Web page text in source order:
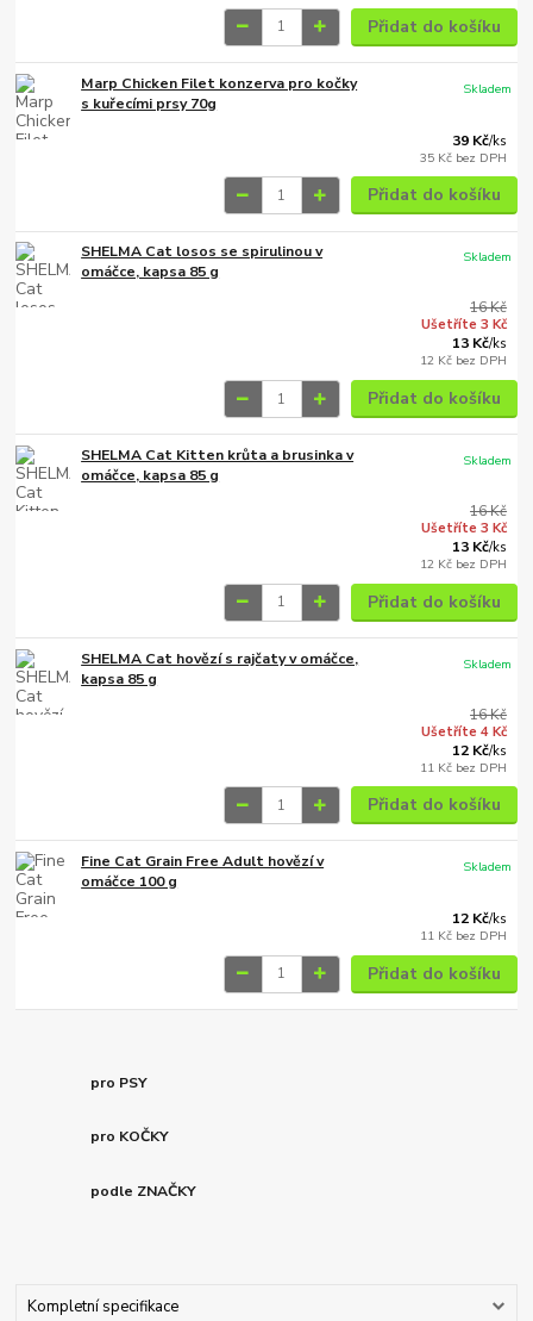
Přidat do košíku
Marp Chicken Filet konzerva pro kočky
s kuřecími prsy 70g
39 Kč/ks
35 Kč bez DPH
Skladem
Přidat do košíku
SHELMA Cat losos se spirulinou v
omáčce, kapsa 85 g
16 Kč
Ušetříte 3 Kč
13 Kč/ks
12 Kč bez DPH
Skladem
Přidat do košíku
SHELMA Cat Kitten krůta a brusinka v
omáčce, kapsa 85 g
16 Kč
Ušetříte 3 Kč
13 Kč/ks
12 Kč bez DPH
Skladem
Přidat do košíku
SHELMA Cat hovězí s rajčaty v omáčce,
kapsa 85 g
16 Kč
Ušetříte 4 Kč
12 Kč/ks
11 Kč bez DPH
Skladem
Přidat do košíku
Fine Cat Grain Free Adult hovězí v
omáčce 100 g
12 Kč/ks
11 Kč bez DPH
Skladem
Přidat do košíku
pro PSY
pro KOČKY
podle ZNAČKY
Kompletní specifikace